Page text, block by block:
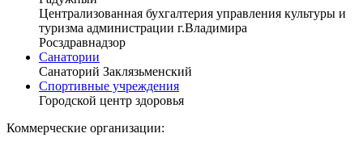
Централизованная бухгалтерия управления культуры и
туризма администрации г.Владимира
Росздравнадзор
Санатории
Санаторий Заклязьменский
Спортивные учреждения
Городской центр здоровья
Коммерческие организации: